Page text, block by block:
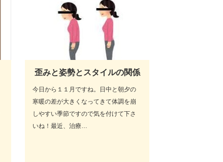
歪みと姿勢とスタイルの関係
今日から１１月ですね。日中と朝夕の
寒暖の差が大きくなってきて体調を崩
しやすい季節ですので気を付けて下さ
いね！最近、治療…